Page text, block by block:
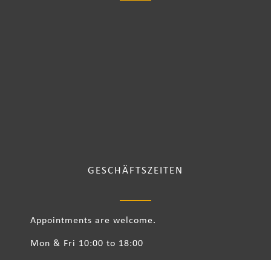
GESCHÄFTSZEITEN
Appointments are welcome.
Mon & Fri 10:00 to 18:00